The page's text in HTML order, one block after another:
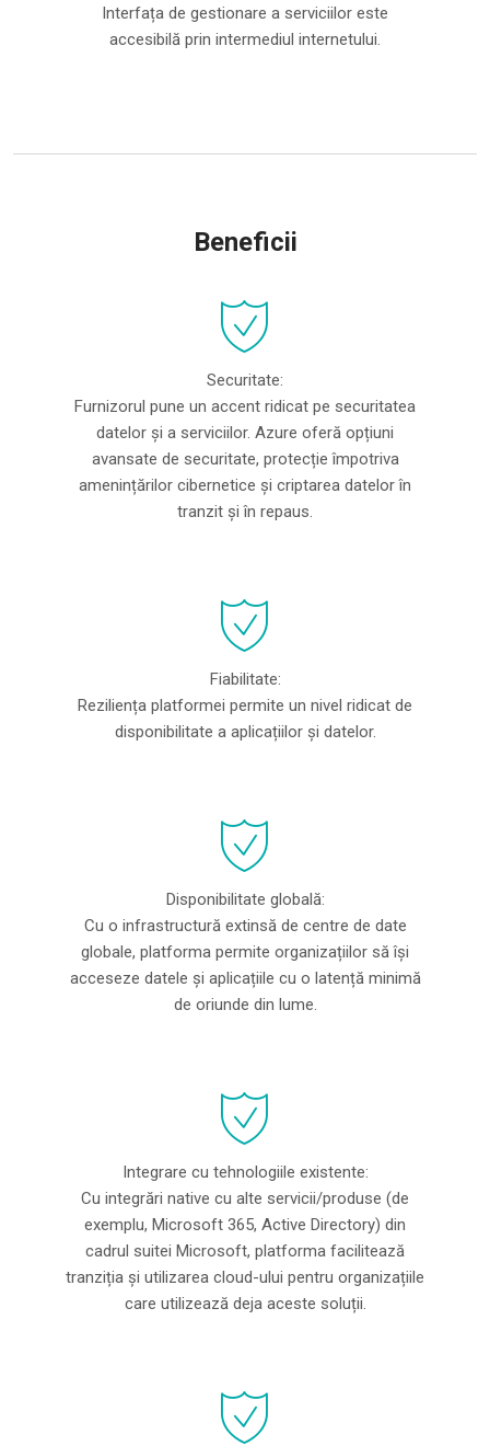
Interfața de gestionare a serviciilor este
accesibilă prin intermediul internetului.
Beneficii
Securitate:
Furnizorul pune un accent ridicat pe securitatea
datelor și a serviciilor. Azure oferă opțiuni
avansate de securitate, protecție împotriva
amenințărilor cibernetice și criptarea datelor în
tranzit și în repaus.
Fiabilitate:
Reziliența platformei permite un nivel ridicat de
disponibilitate a aplicațiilor și datelor.
Disponibilitate globală:
Cu o infrastructură extinsă de centre de date
globale, platforma permite organizațiilor să își
acceseze datele și aplicațiile cu o latență minimă
de oriunde din lume.
Integrare cu tehnologiile existente:
Cu integrări native cu alte servicii/produse (de
exemplu, Microsoft 365, Active Directory) din
cadrul suitei Microsoft, platforma facilitează
tranziția și utilizarea cloud-ului pentru organizațiile
care utilizează deja aceste soluții.